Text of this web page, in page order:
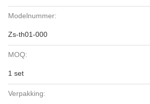
Modelnummer:
Zs-th01-000
MOQ:
1 set
Verpakking: